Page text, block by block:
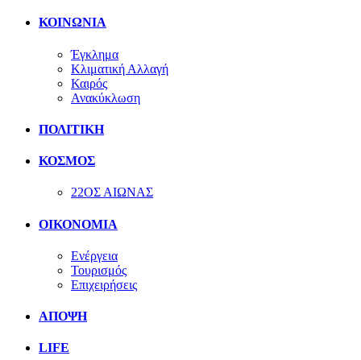
ΚΟΙΝΩΝΙΑ
Έγκλημα
Κλιματική Αλλαγή
Καιρός
Ανακύκλωση
ΠΟΛΙΤΙΚΗ
ΚΟΣΜΟΣ
22ΟΣ ΑΙΩΝΑΣ
ΟΙΚΟΝΟΜΙΑ
Ενέργεια
Τουρισμός
Επιχειρήσεις
ΑΠΟΨΗ
LIFE